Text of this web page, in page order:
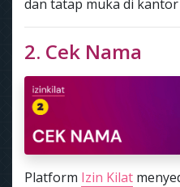
dan tatap muka di kantor
2. Cek Nama
Platform Izin Kilat